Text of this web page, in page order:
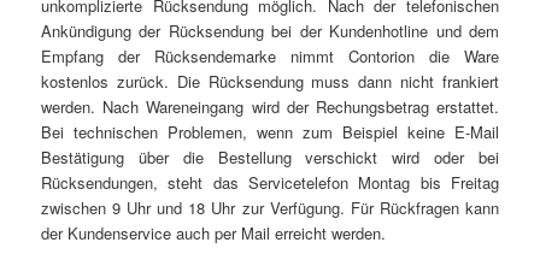
unkomplizierte Rücksendung möglich. Nach der telefonischen
Ankündigung der Rücksendung bei der Kundenhotline und dem
Empfang der Rücksendemarke nimmt Contorion die Ware
kostenlos zurück. Die Rücksendung muss dann nicht frankiert
werden. Nach Wareneingang wird der Rechungsbetrag erstattet.
Bei technischen Problemen, wenn zum Beispiel keine E-Mail
Bestätigung über die Bestellung verschickt wird oder bei
Rücksendungen, steht das Servicetelefon Montag bis Freitag
zwischen 9 Uhr und 18 Uhr zur Verfügung. Für Rückfragen kann
der Kundenservice auch per Mail erreicht werden.